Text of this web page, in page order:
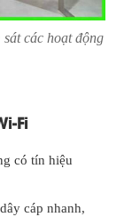
các hoạt động
Fi
có tín hiệu
cáp nhanh,